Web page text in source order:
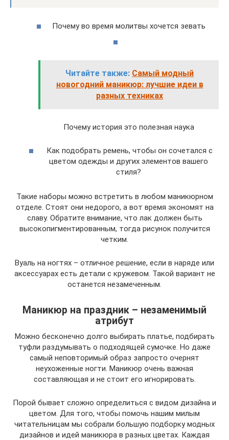
Почему во время молитвы хочется зевать
Читайте также: Самый модный
новогодний маникюр: лучшие идеи в
разных техниках
Почему история это полезная наука
Как подобрать ремень, чтобы он сочетался с
цветом одежды и других элементов вашего
стиля?
Такие наборы можно встретить в любом маникюрном
отделе. Стоят они недорого, а вот время экономят на
славу. Обратите внимание, что лак должен быть
высокопигментированным, тогда рисунок получится
четким.
Вуаль на ногтях – отличное решение, если в наряде или
аксессуарах есть детали с кружевом. Такой вариант не
останется незамеченным.
Маникюр на праздник – незаменимый
атрибут
Можно бесконечно долго выбирать платье, подбирать
туфли раздумывать о подходящей сумочке. Но даже
самый неповторимый образ запросто очернят
неухоженные ногти. Маникюр очень важная
составляющая и не стоит его игнорировать.
Порой бывает сложно определиться с видом дизайна и
цветом. Для того, чтобы помочь нашим милым
читательницам мы собрали большую подборку модных
дизайнов и идей маникюра в разных цветах. Каждая